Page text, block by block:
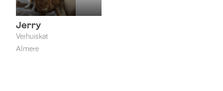
Jerry
Verhuiskat
Almere